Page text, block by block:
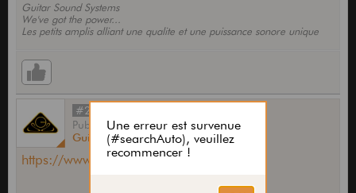
Guitar Sound Systems
We've got the power...
Les petits amplis alliant une qualite et une puissance sonore unique
#212
Publié
par
GuitarSoundSys le12 Juil 2022,18:09
https://www.instagram.com/p/Ce(...)_link